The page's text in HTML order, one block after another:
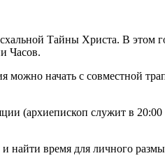
Тайны Христа. В
Часов.
начать с совместной
(архиепископ служит в
найти время для личного